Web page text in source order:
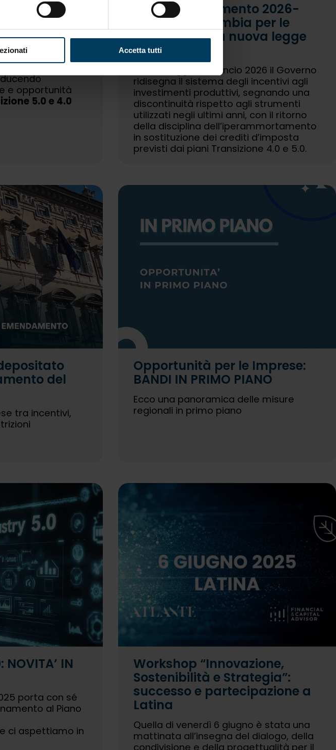
Accetta tutti
Transizione
il 13 e 14
e opportunità
5.0 e 4.0
Iperammortamento 2026-
2028: cosa cambia per le
imprese con la nuova legge
di bilancio
Con la Legge di Bilancio 2026 il Governo
ridisegna il sistema degli incentivi agli
investimenti produttivi, segnando una
discontinuità rispetto agli strumenti
utilizzati negli ultimi anni, con il ritorno
della disciplina dell’iperammortamento
in sostituzione dei crediti d’imposta
previsti dai piani Transizione 4.0 e 5.0.
del
tra incentivi,
Opportunità per le Imprese:
BANDI IN PRIMO PIANO
Ecco una panoramica delle misure
regionali in primo piano
NOVITA’ IN
porta con sé
al Piano
ci aspettiamo in
Workshop “Innovazione,
Sostenibilità e Strategia”:
successo e partecipazione a
Latina
Quella di venerdì 6 giugno è stata una
mattinata all’insegna del dialogo, della
condivisione e della progettualità per il